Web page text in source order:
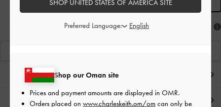
هل أعجبكَ ما رأيت؟
تفاصيل المنتج وتعليمات العناية
Shop our Oman site
Prices and payment amounts are displayed in OMR.
Orders placed on www.charleskeith.om/om can only be
SHOP UNITED STATES OF AMERICA SITE
Preferred Language: